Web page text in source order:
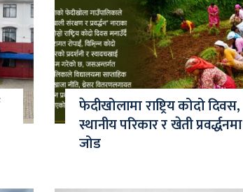
फेदीखोलामा राष्ट्रिय कोदो दिवस,
स्थानीय परिकार र खेती प्रवर्द्धनमा
जोड